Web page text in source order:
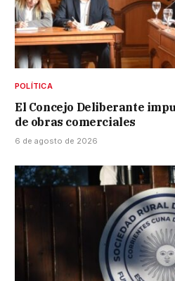
POLÍTICA
El Concejo Deliberante
de obras comerciales
6 de agosto de 2026